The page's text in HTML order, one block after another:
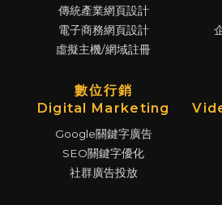
傳統產業網頁設計
電子商務網頁設計
虛擬主機/網域註冊
數位行銷
Digital Marketing
Google關鍵字廣告
SEO關鍵字優化
社群廣告投放